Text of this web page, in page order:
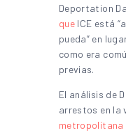
Deportation
que ICE está
pueda” en
como era
previas.
El análisis de
arrestos en la
metropolitana